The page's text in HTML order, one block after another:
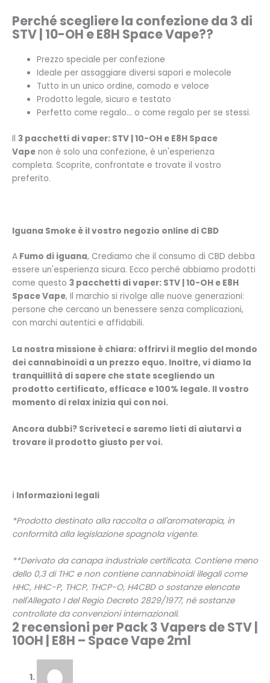
Perché scegliere la confezione da 3 di
STV | 10-OH e E8H Space Vape??
Prezzo speciale per confezione
Ideale per assaggiare diversi sapori e molecole
Tutto in un unico ordine, comodo e veloce
Prodotto legale, sicuro e testato
Perfetto come regalo... o come regalo per se stessi.
Il 3 pacchetti di vaper: STV | 10-OH e E8H Space
Vape non è solo una confezione, è un'esperienza
completa. Scoprite, confrontate e trovate il vostro
preferito.
Iguana Smoke è il vostro negozio online di CBD
A Fumo di iguana, Crediamo che il consumo di CBD debba
essere un'esperienza sicura. Ecco perché abbiamo prodotti
come questo 3 pacchetti di vaper: STV | 10-OH e E8H
Space Vape, Il marchio si rivolge alle nuove generazioni:
persone che cercano un benessere senza complicazioni,
con marchi autentici e affidabili.
La nostra missione è chiara: offrirvi il meglio del mondo
dei cannabinoidi a un prezzo equo. Inoltre, vi diamo la
tranquillità di sapere che state scegliendo un
prodotto certificato, efficace e 100% legale. Il vostro
momento di relax inizia qui con noi.
Ancora dubbi? Scriveteci e saremo lieti di aiutarvi a
trovare il prodotto giusto per voi.
ℹ️ Informazioni legali
*Prodotto destinato alla raccolta o all'aromaterapia, in
conformità alla legislazione spagnola vigente.
**Derivato da canapa industriale certificata. Contiene meno
dello 0,3 di THC e non contiene cannabinoidi illegali come
HHC, HHC-P, THCP, THCP-O, H4CBD o sostanze elencate
nell'Allegato I del Regio Decreto 2829/1977, né sostanze
controllate da convenzioni internazionali.
2 recensioni per Pack 3 Vapers de STV |
10OH | E8H – Space Vape 2ml